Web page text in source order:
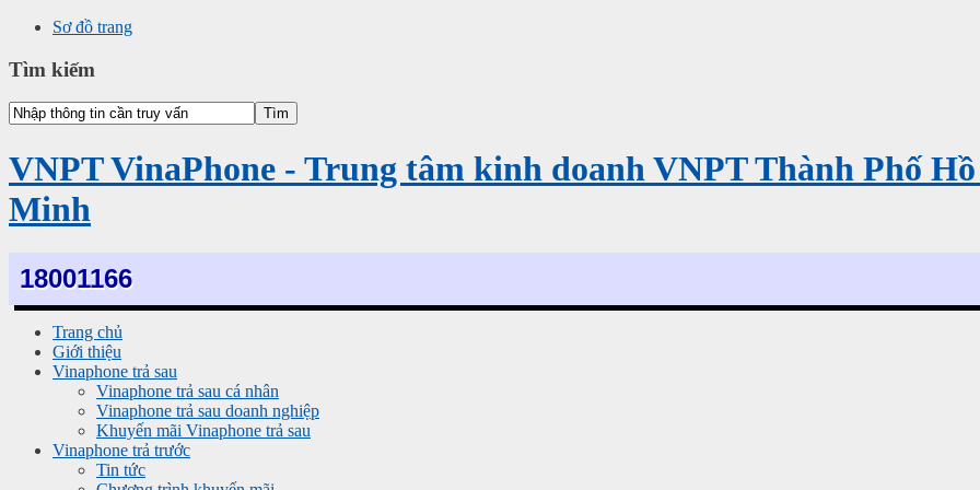
Sơ đồ trang
Tìm kiếm
VNPT VinaPhone - Trung tâm kinh doanh VNPT Thành Phố
Minh
18001166
Trang chủ
Giới thiệu
Vinaphone trả sau
Vinaphone trả sau cá nhân
Vinaphone trả sau doanh nghiệp
Khuyến mãi Vinaphone trả sau
Vinaphone trả trước
Tin tức